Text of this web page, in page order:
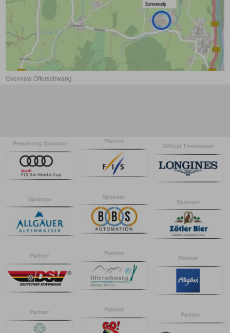
Overview Ofterschwang
Presenting Sponsor Partner
Official Timekeeper
Sponsor Sponsor
Sponsor
Partner Partner
Partner
Partner Partner
Partner